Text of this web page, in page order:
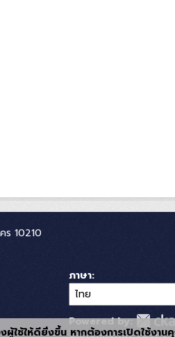
10210
ภาษา
Powered by:
ผู้ใช้ให้ดียิ่งขึ้น หากต้องการเปิดใช้งา